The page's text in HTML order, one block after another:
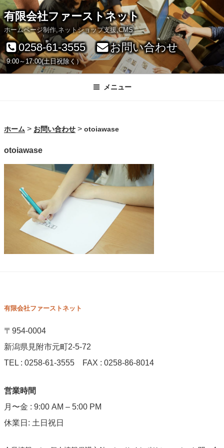
コ
ン
テ
ン
ツ
ッ
プ
有限会社ファーストネット
ホームページ制作,ネットショップ支援,CMS
0258-61-3555
9:00～17:00(土日祝除く）
お問い合わせ
メニュー
ホーム > お問い合わせ > otoiawase
otoiawase
有限会社ファーストネット
〒954-0004
新潟県見附市元町2-5-72
TEL : 0258-61-3555 FAX : 0258-86-8014
営業時間
月〜金 : 9:00 AM – 5:00 PM
休業日: 土日祝日